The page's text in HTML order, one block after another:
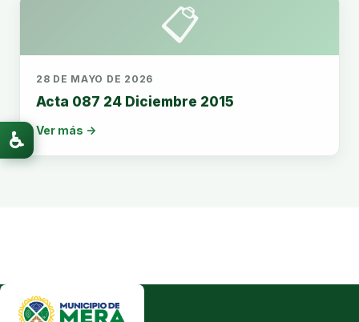
📋
28 DE MAYO DE 2026
Acta 087 24 Diciembre 2015
Ver más →
♿